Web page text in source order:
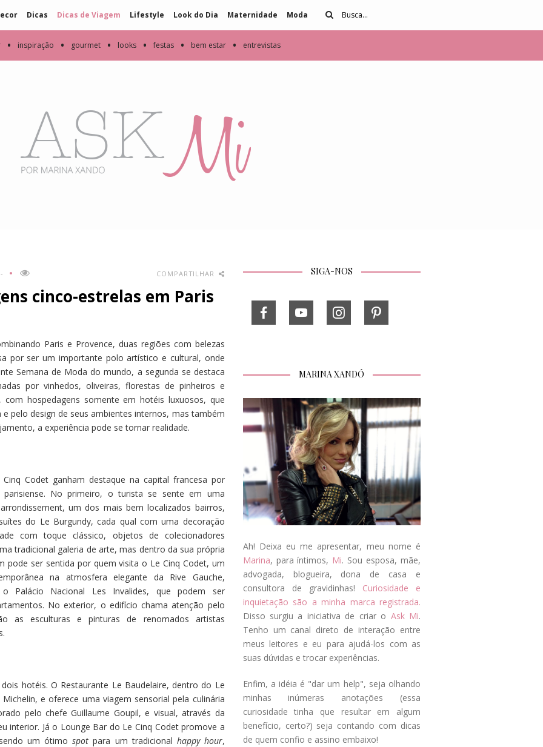
Dicas Dicas de Viagem Lifestyle Look do Dia Maternidade Moda
• inspiração • gourmet • looks • festas • bem estar • entrevistas
- COMPARTILHAR
cinco-estrelas em Paris
Paris e Provence, duas regiões com belezas
por ser um importante polo artístico e cultural, onde
Semana de Moda do mundo, a segunda se destaca
por vinhedos, oliveiras, florestas de pinheiros e
com hospedagens somente em hotéis luxuosos, que
pelo design de seus ambientes internos, mas também
a experiência pode se tornar realidade.
Codet ganham destaque na capital francesa por
parisiense. No primeiro, o turista se sente em uma
um dos mais bem localizados bairros,
do Le Burgundy, cada qual com uma decoração
com toque clássico, objetos de colecionadores
tradicional galeria de arte, mas dentro da sua própria
pode ser sentida por quem visita o Le Cinq Codet, um
na atmosfera elegante da Rive Gauche,
Palácio Nacional Les Invalides, que podem ser
No exterior, o edifício chama atenção pelo
as esculturas e pinturas de renomados artistas
hotéis. O Restaurante Le Baudelaire, dentro do Le
e oferece uma viagem sensorial pela culinária
pelo chefe Guillaume Goupil, e visual, através da
interior. Já o Lounge Bar do Le Cinq Codet promove a
um ótimospotpara um tradicional happy hour,
SIGA-NOS
MARINA XANDÓ
Ah! Deixa eu me apresentar, meu nome é
Marina, para íntimos, Mi. Sou esposa, mãe,
advogada, blogueira, dona de casa e
consultora de gravidinhas! Curiosidade e
inquietação são a minha marca registrada.
Disso surgiu a iniciativa de criar o Ask Mi.
Tenho um canal direto de interação entre
meus leitores e eu para ajudá-los com as
suas dúvidas e trocar experiências.
Enfim, a idéia é "dar um help", seja olhando
minhas inúmeras anotações (essa
curiosidade tinha que resultar em algum
benefício, certo?) seja contando com dicas
de quem confio e assino embaixo!